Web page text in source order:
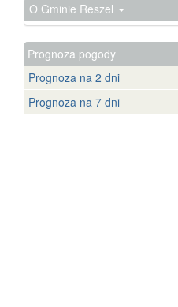
O Gminie Reszel
Prognoza pogody
Prognoza na 2 dni
Prognoza na 7 dni